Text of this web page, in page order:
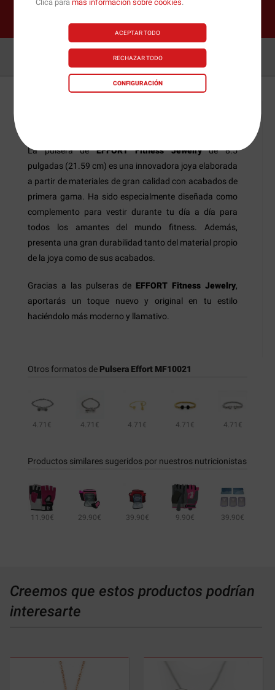
Clica paramás información sobre cookies.
ACEPTAR TODO
RECHAZAR TODO
CONFIGURACIÓN
de un 85% de dto.
La pulsera deEFFORT Fitness Jewelryde 8.5
pulgadas (21.59 cm) es una innovadora joya elaborada
a partir de materiales de gran calidad con acabados de
primera gama. Ha sido especialmente diseñada como
complemento para vestir durante tu día a día para
todos los amantes del mundo fitness. Además,
presenta una gran durabilidad tanto del material propio
de la joya como de sus acabados.
Gracias a las pulseras de EFFORT Fitness Jewelry,
aportarás un toque nuevo y original en tu estilo
haciéndolo más moderno y llamativo.
Otros formatos de Pulsera Effort MF10021
4.71€ 4.71€ 4.71€ 4.71€ 4.71€
Productos similares sugeridos por nuestros nutricionistas
11.90€ 29.90€ 39.90€ 9.90€ 39.90€
Creemos que estos productos podrían
interesarte